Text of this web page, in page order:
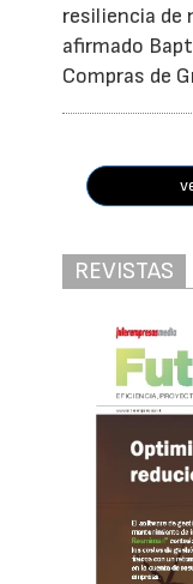
resiliencia de
afirmado
Compras de
REVISTAS